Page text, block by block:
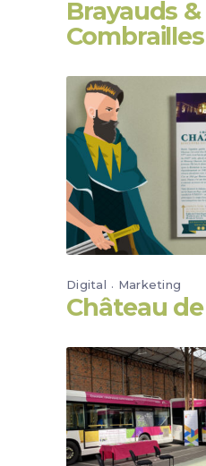
Brayauds &
Combrailles
Digital Marketing
Château